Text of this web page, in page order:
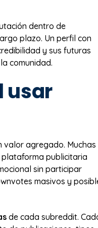
dentro de
plazo. Un perfil con
y sus futuras
comunidad.
usar
valor agregado. Muchas
plataforma publicitaria
sin participar
masivos y
de cada subreddit.